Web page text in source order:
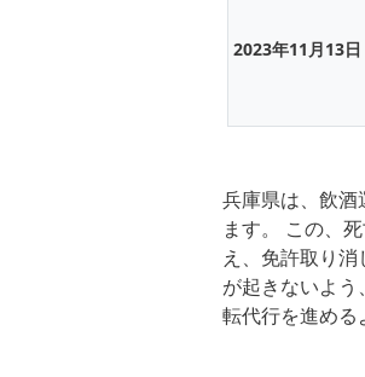
2023年11月13日
兵庫県は、飲
ます。 この、
え、免許取り
が起きないよ
転代行を進める